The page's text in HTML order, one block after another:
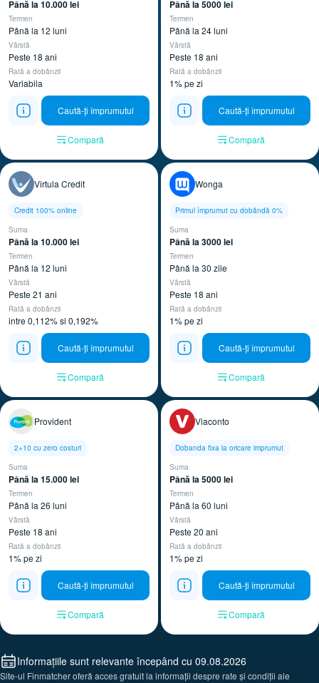
Până la 10.000 lei ​
Termen
Până la 12 luni
Vârstă
Peste 18 ani
Rată a dobânzii
Variabila
Caută-ți împrumutul
Compară
Până la 5000 lei ​
Termen
Până la 24 luni
Vârstă
Peste 18 ani
Rată a dobânzii
1% pe zi
Caută-ți împrumutul
Compară
Virtula Credit
Credit 100% online
Suma
Până la 10.000 lei ​
Termen
Până la 12 luni
Vârstă
Peste 21 ani
Rată a dobânzii
intre 0,112% si 0,192%
Caută-ți împrumutul
Compară
Wonga
Primul împrumut cu dobândă 0%
Suma
Până la 3000 lei ​
Termen
Până la 30 zile
Vârstă
Peste 18 ani
Rată a dobânzii
1% pe zi
Caută-ți împrumutul
Compară
Provident
2+10 cu zero costuri
Suma
Până la 15.000 lei ​
Termen
Până la 26 luni
Vârstă
Peste 18 ani
Rată a dobânzii
1% pe zi
Caută-ți împrumutul
Compară
Viaconto
Dobanda fixa la oricare imprumut
Suma
Până la 5000 lei ​
Termen
Până la 60 luni
Vârstă
Peste 20 ani
Rată a dobânzii
1% pe zi
Caută-ți împrumutul
Compară
Informațiile sunt relevante începând cu 09.08.2026
Site-ul Finmatcher oferă acces gratuit la informații despre rate și condiții ale